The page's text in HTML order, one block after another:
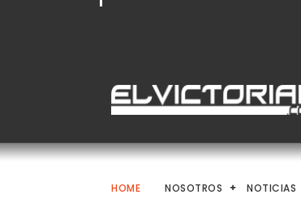
HOME NOSOTROS NOTICIAS